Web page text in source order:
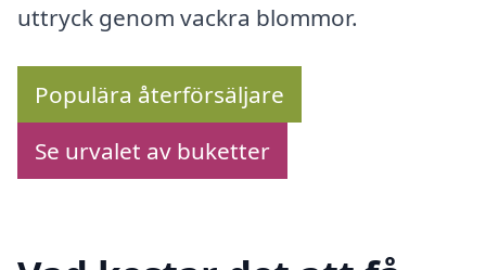
uttryck genom vackra blommor.
Populära återförsäljare
Se urvalet av buketter